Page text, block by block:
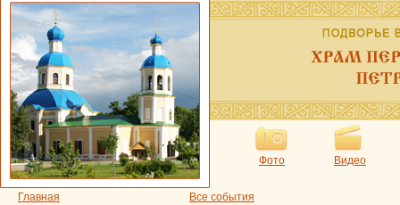
Фото Видео
Главная
Все события